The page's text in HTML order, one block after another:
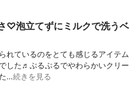
♡泡立てずにミルクで洗うベ
れているのをとても感じるアイテム
した♬ぷるぷるでやわらかいクリー
…続きを見る